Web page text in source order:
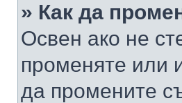
» Как да
Освен ако не
променяте или
да промените